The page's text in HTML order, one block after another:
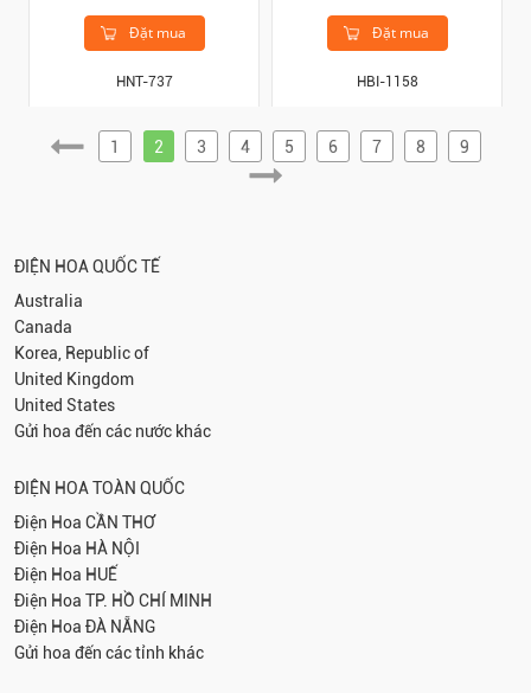
Đặt mua
HNT-737
Đặt mua
HBI-1158
1 2 3 4 5 6 7 8 9
ĐIỆN HOA QUỐC TẾ
Australia
Canada
Korea, Republic of
United Kingdom
United States
Gửi hoa đến các nước khác
ĐIỆN HOA TOÀN QUỐC
Điện Hoa CẦN THƠ
Điện Hoa HÀ NỘI
Điện Hoa HUẾ
Điện Hoa TP. HỒ CHÍ MINH
Điện Hoa ĐÀ NẴNG
Gửi hoa đến các tỉnh khác